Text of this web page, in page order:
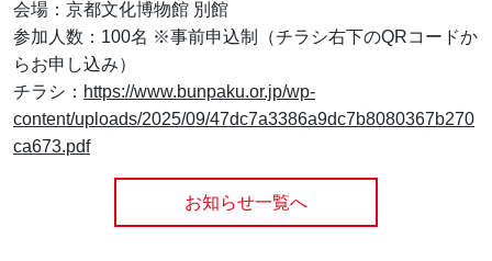
会場：京都文化博物館 別館
参加人数：100名 ※事前申込制（チラシ右下のQRコードか
らお申し込み）
チラシ： https://www.bunpaku.or.jp/wp-
content/uploads/2025/09/47dc7a3386a9dc7b8080367b270
ca673.pdf
お知らせ一覧へお知らせ一覧ページに